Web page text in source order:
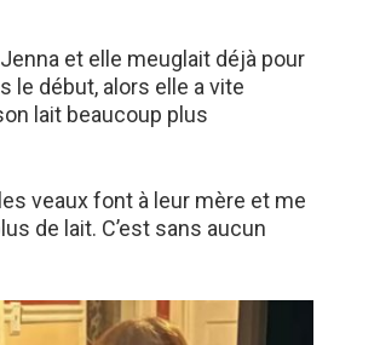
et elle meuglait déjà pour
le début, alors elle a vite
lait beaucoup plus
veaux font à leur mère et me
de lait. C’est sans aucun